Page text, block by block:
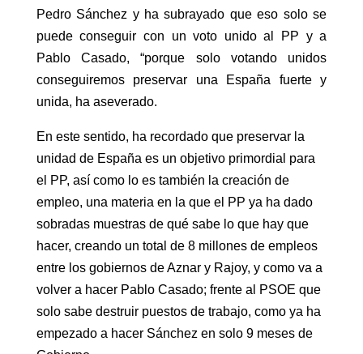
Pedro Sánchez y ha subrayado que eso solo se
puede conseguir con un voto unido al PP y a
Pablo Casado, “porque solo votando unidos
conseguiremos preservar una España fuerte y
unida, ha aseverado.
En este sentido, ha recordado que preservar la
unidad de España es un objetivo primordial para
el PP, así como lo es también la creación de
empleo, una materia en la que el PP ya ha dado
sobradas muestras de qué sabe lo que hay que
hacer, creando un total de 8 millones de empleos
entre los gobiernos de Aznar y Rajoy, y como va a
volver a hacer Pablo Casado; frente al PSOE que
solo sabe destruir puestos de trabajo, como ya ha
empezado a hacer Sánchez en solo 9 meses de